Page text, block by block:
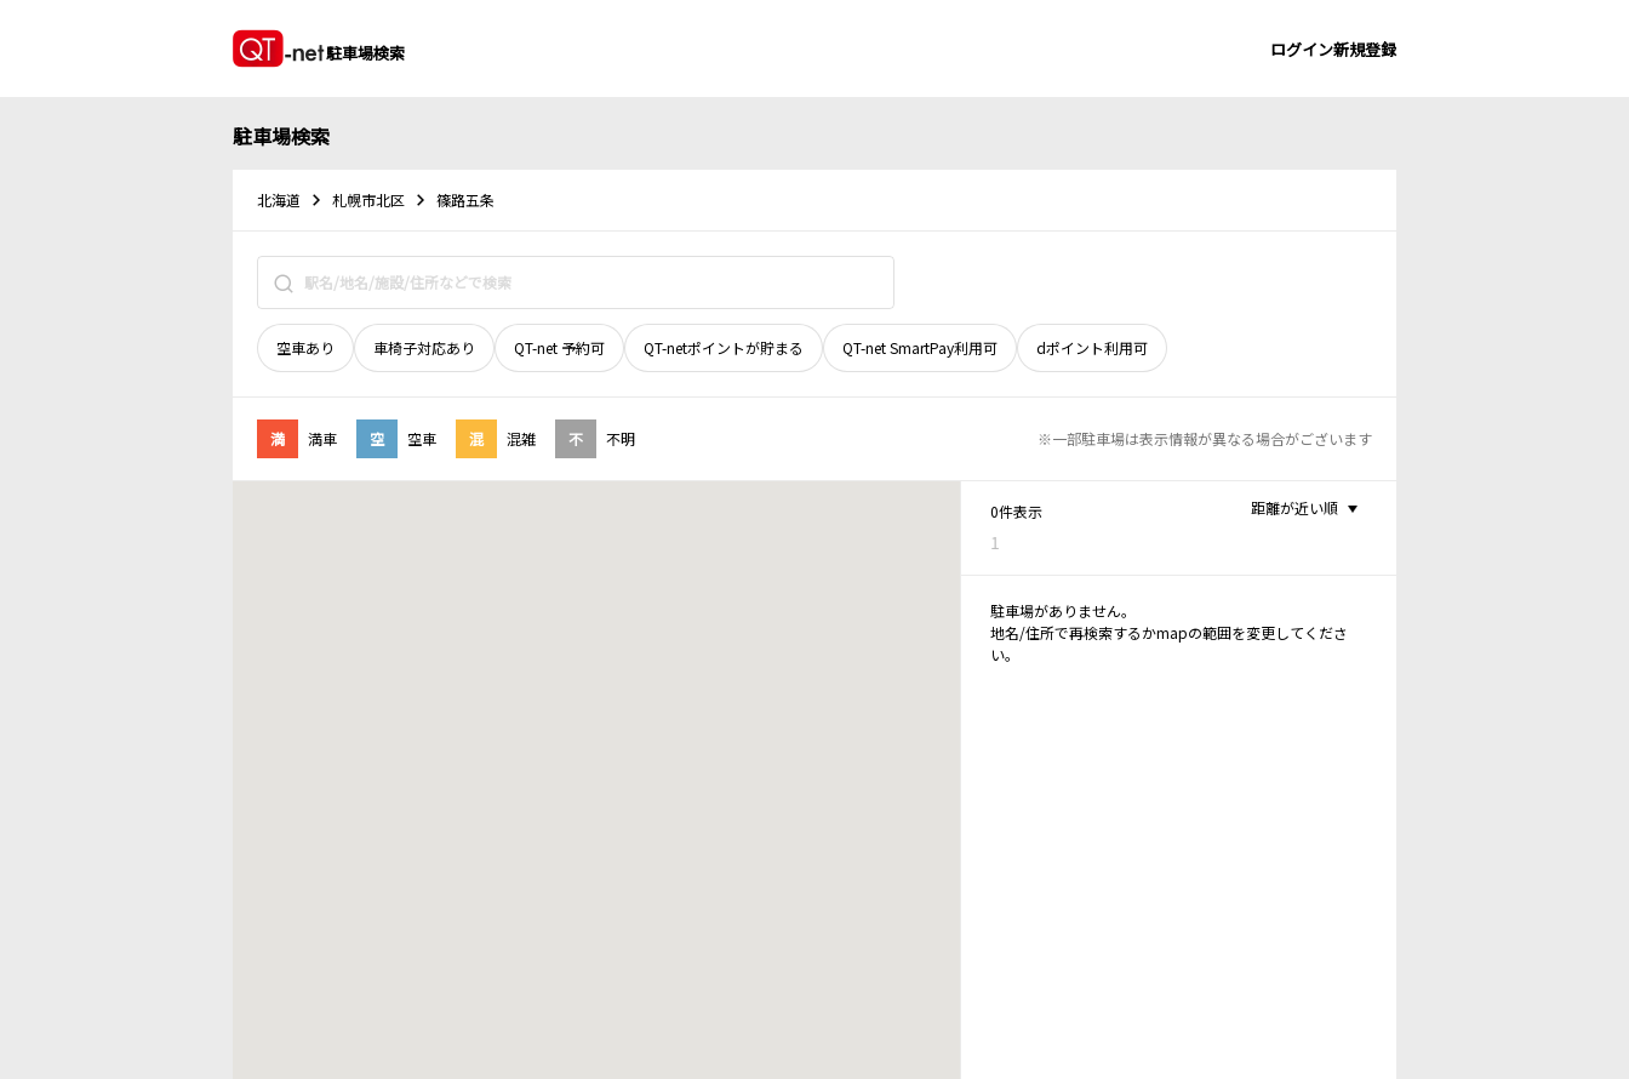
駐車場検索 ログイン新規登録
駐車場検索
北海道 札幌市北区 篠路五条
空車あり 車椅子対応あり QT-net 予約可 QT-netポイントが貯まる QT-net SmartPay利用可 dポイント利用可
満 満車 空 空車 混 混雑 不 不明 ※一部駐車場は表示情報が異なる場合がございます
0件表示
1
距離が近い順
駐車場がありません。
地名/住所で再検索するかmapの範囲を変更してくださ
い。